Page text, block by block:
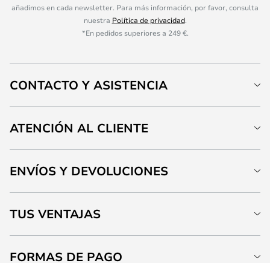
añadimos en cada newsletter. Para más información, por favor, consulta
nuestra Política de privacidad.
*En pedidos superiores a 249 €.
CONTACTO Y ASISTENCIA
ATENCIÓN AL CLIENTE
ENVÍOS Y DEVOLUCIONES
TUS VENTAJAS
FORMAS DE PAGO